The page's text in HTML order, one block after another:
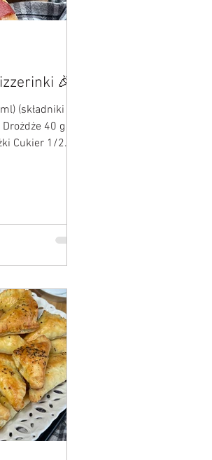
🎉
(składniki na
40 g
Cukier 1/2